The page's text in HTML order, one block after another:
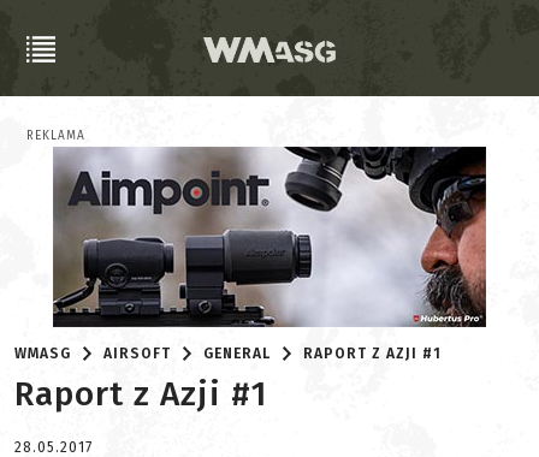
REKLAMA
WMASG AIRSOFT GENERAL RAPORT Z AZJI #1
Raport z Azji #1
28.05.2017